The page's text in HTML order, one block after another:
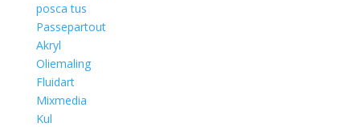
posca tus
Passepartout
Akryl
Oliemaling
Fluidart
Mixmedia
Kul